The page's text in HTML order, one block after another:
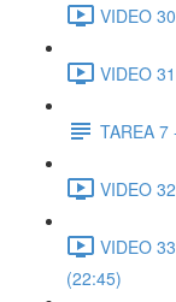
VIDEO
VIDEO
TAREA 7
VIDEO
VIDEO
(22:45)